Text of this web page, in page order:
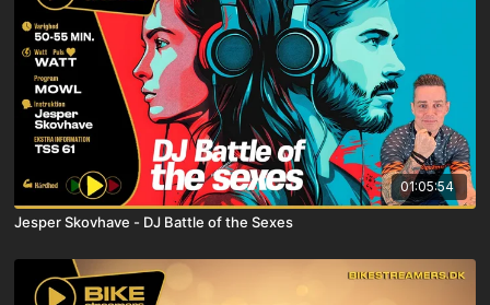
01:05:54
Jesper Skovhave - DJ Battle of the Sexes